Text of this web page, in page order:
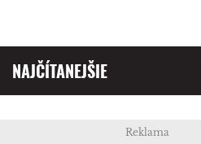
NAJČÍTANEJŠIE
Reklama